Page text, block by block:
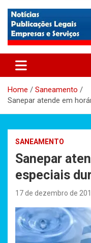
Portal
Home
Saneamento
Sanepar atende em
SANEAMENTO
Sanepar
especiais
17 de dezembro de